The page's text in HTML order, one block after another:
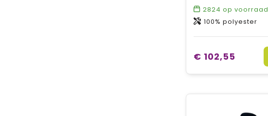
2824 op voorraad
100% polyester
€ 102,55